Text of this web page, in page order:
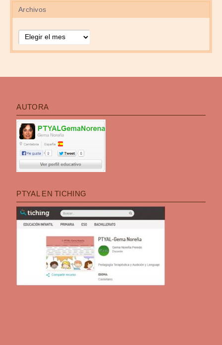
Archivos
AUTORA
PTYAL EN TICHING